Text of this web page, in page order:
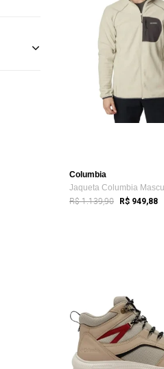
Columbia
R$ 1.139,90 R$ 949,88